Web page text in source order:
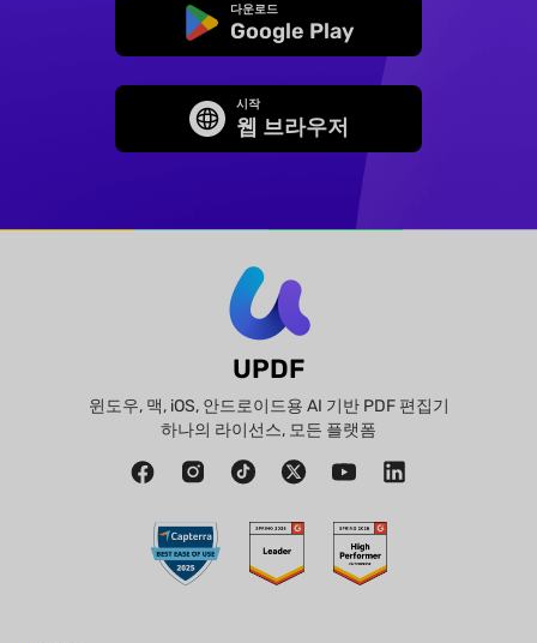
다운로드
Google Play
시작
웹 브라우저
UPDF
윈도우, 맥, iOS, 안드로이드용 AI 기반 PDF 편집기
하나의 라이선스, 모든 플랫폼